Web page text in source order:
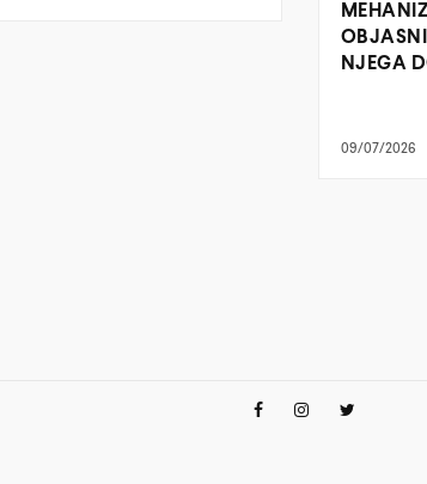
NJEGA
09/07/2026